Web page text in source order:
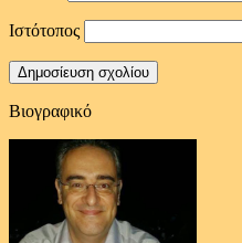
Ιστότοπος
Βιογραφικό